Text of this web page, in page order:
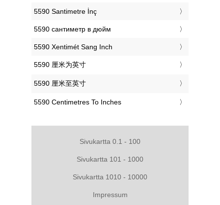
‎5590 Santimetre İnç
‎5590 сантиметр в дюйм
‎5590 Xentimét Sang Inch
‎5590 厘米为英寸
‎5590 厘米至英寸
‎5590 Centimetres To Inches
Sivukartta 0.1 - 100
Sivukartta 101 - 1000
Sivukartta 1010 - 10000
Impressum